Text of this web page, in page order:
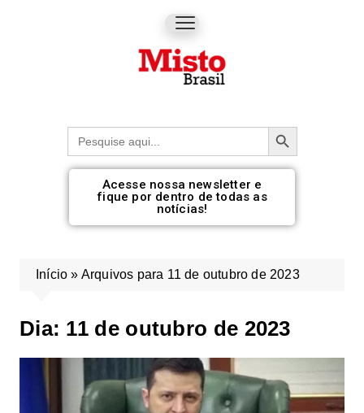
Procurar: Botão de pesquisa
Acesse nossa newsletter e
fique por dentro de todas as
notícias!
Início » Arquivos para 11 de outubro de 2023
Dia: 11 de outubro de 2023